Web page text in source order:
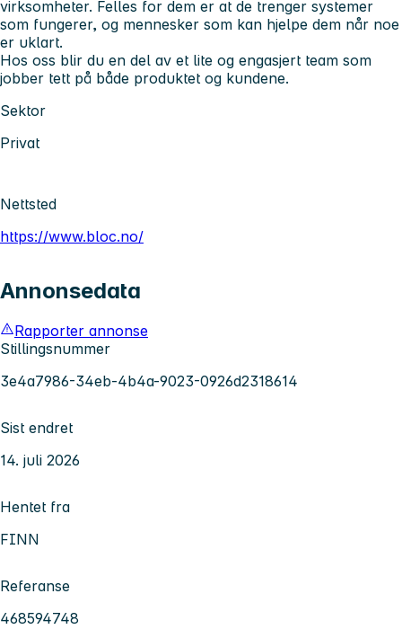
virksomheter. Felles for dem er at de trenger systemer
som fungerer, og mennesker som kan hjelpe dem når noe
er uklart.
Hos oss blir du en del av et lite og engasjert team som
jobber tett på både produktet og kundene.
Sektor
Privat
Nettsted
https://www.bloc.no/
Annonsedata
Rapporter annonse
Stillingsnummer
3e4a7986-34eb-4b4a-9023-0926d2318614
Sist endret
14. juli 2026
Hentet fra
FINN
Referanse
468594748